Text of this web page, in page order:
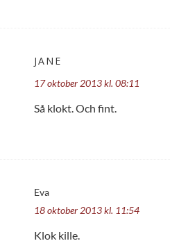
JANE
17 oktober 2013 kl. 08:11
Så klokt. Och fint.
Eva
18 oktober 2013 kl. 11:54
Klok kille.